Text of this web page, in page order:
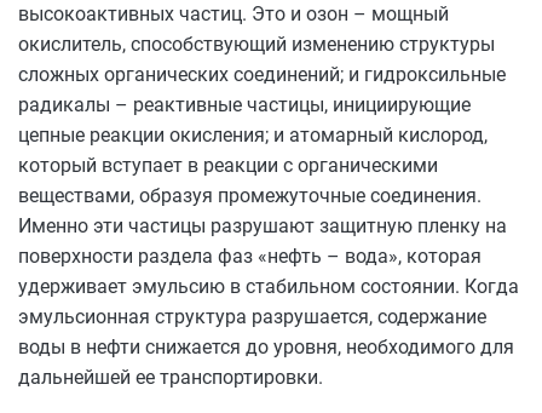
высокоактивных частиц. Это и озон – мощный
окислитель, способствующий изменению структуры
сложных органических соединений; и гидроксильные
радикалы – реактивные частицы, инициирующие
цепные реакции окисления; и атомарный кислород,
который вступает в реакции с органическими
веществами, образуя промежуточные соединения.
Именно эти частицы разрушают защитную пленку на
поверхности раздела фаз «нефть – вода», которая
удерживает эмульсию в стабильном состоянии. Когда
эмульсионная структура разрушается, содержание
воды в нефти снижается до уровня, необходимого для
дальнейшей ее транспортировки.